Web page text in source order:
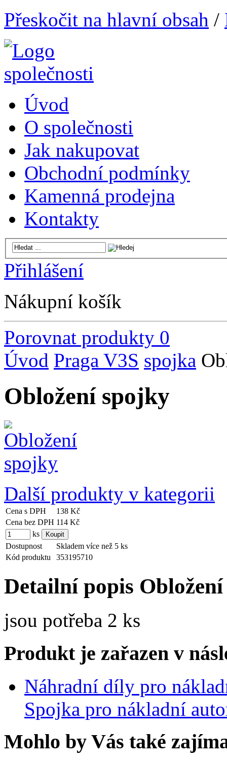
Přeskočit na hlavní obsah /
Úvod
O společnosti
Jak nakupovat
Obchodní podmínky
Kamenná prodejna
Kontakty
Přihlášení
Nákupní košík
Porovnat produkty 0
Úvod Praga V3S spojka
Obložení spojky
Další produkty v kategorii
Cena s DPH
138 Kč
Cena bez DPH 114 Kč
ks
Dostupnost
Skladem více než 5 ks
Kód produktu
353195710
Detailní popis
jsou potřeba 2 ks
Produkt je zařazen v
Náhradní díly pro
Spojka pro nákladní
Mohlo by Vás také